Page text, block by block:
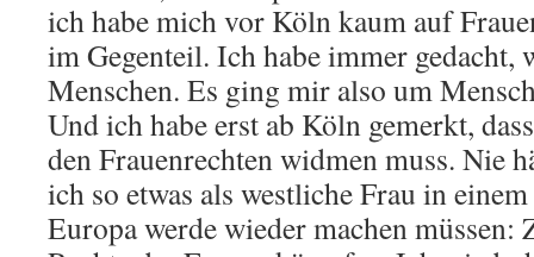
ich habe mich vor Köln kaum auf
im Gegenteil. Ich habe immer gedacht,
Menschen. Es ging mir also um
Und ich habe erst ab Köln gemerkt,
den Frauenrechten widmen muss. Nie
ich so etwas als westliche Frau in
Europa werde wieder machen